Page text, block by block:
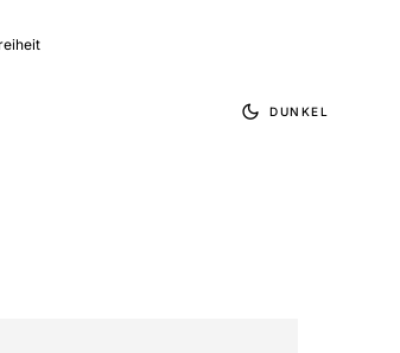
DUNKEL